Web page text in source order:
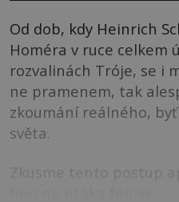
Od dob, kdy Heinrich
Homéra v ruce celkem
rozvalinách Tróje, se i
ne pramenem, tak
zkoumání reálného,
světa.
Zkusme tento postup